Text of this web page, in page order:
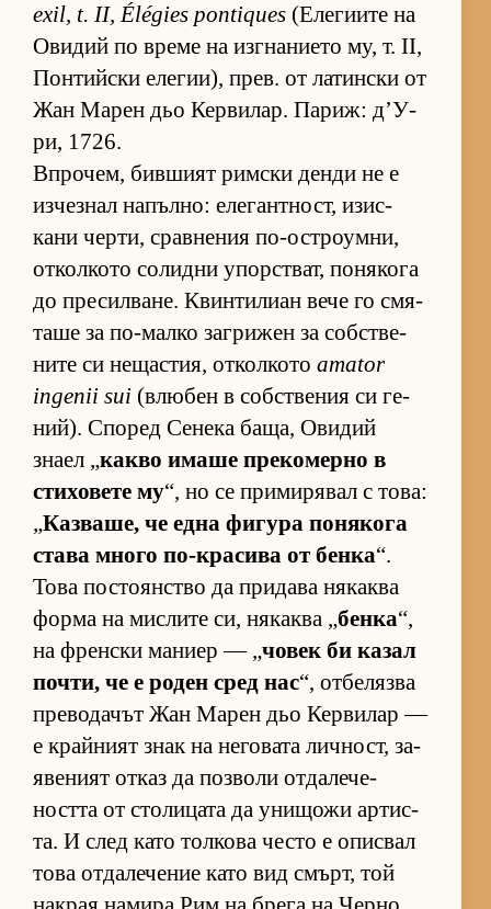
exil, t. II, Élégies pontiques (Е­ле­ги­ите на
Ови­дий по време на из­г­на­ни­ето му, т. II,
Пон­тийски еле­ги­и), прев. от ла­тин­ски от
Жан Ма­рен дьо Кер­ви­лар. Па­риж: д’У­
ри, 1726.
Впро­чем, бив­шият рим­ски денди не е
из­чез­нал на­пъл­но: еле­ган­т­ност, изис­
кани чер­ти, срав­не­ния по-ос­т­ро­ум­ни,
от­кол­кото со­лидни упор­с­т­ват, по­ня­кога
до пре­сил­ва­не. Квин­ти­лиан вече го смя­
таше за по-малко заг­ри­жен за соб­с­т­ве­
ните си не­щас­тия, от­кол­кото amator
ingenii sui (влю­бен в соб­с­т­ве­ния си ге­
ний). Спо­ред Се­нека ба­ща, Ови­дий
знаел „какво имаше пре­ко­мерно в
сти­хо­вете му“, но се при­ми­ря­вал с то­ва:
„Каз­ва­ше, че една фи­гура по­ня­кога
става много по-кра­сива от бенка“.
Това пос­то­ян­с­тво да при­дава ня­каква
форма на мис­лите си, ня­каква „бенка“,
на френ­ски ма­ниер — „чо­век би ка­зал
поч­ти, че е ро­ден сред нас“, от­бе­лязва
пре­во­да­чът Жан Ма­рен дьо Кер­ви­лар —
е край­ният знак на не­го­вата лич­ност, за­
я­ве­ният от­каз да поз­воли от­да­ле­че­
ността от сто­ли­цата да уни­щожи ар­тис­
та. И след като тол­кова често е опис­вал
това от­да­ле­че­ние като вид смърт, той